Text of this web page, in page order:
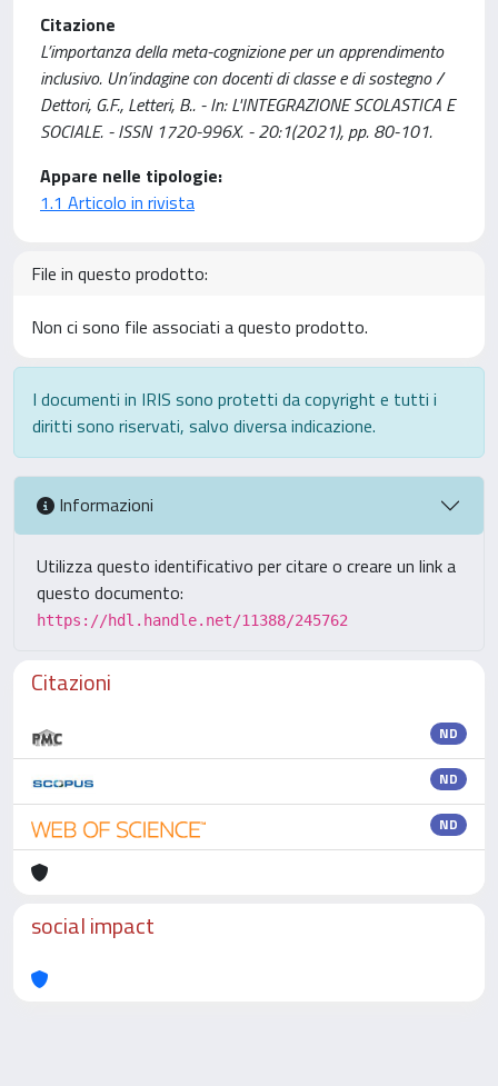
Citazione
L’importanza della meta-cognizione per un apprendimento
inclusivo. Un’indagine con docenti di classe e di sostegno /
Dettori, G.F., Letteri, B.. - In: L'INTEGRAZIONE SCOLASTICA E
SOCIALE. - ISSN 1720-996X. - 20:1(2021), pp. 80-101.
Appare nelle tipologie:
1.1 Articolo in rivista
File in questo prodotto:
Non ci sono file associati a questo prodotto.
I documenti in IRIS sono protetti da copyright e tutti i
diritti sono riservati, salvo diversa indicazione.
Informazioni
Utilizza questo identificativo per citare o creare un link a
questo documento:
https://hdl.handle.net/11388/245762
Citazioni
ND
ND
ND
social impact